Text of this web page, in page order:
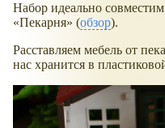
Набор идеально
Пекарня
(обзор).
Расставляем мебель от
нас хранится в